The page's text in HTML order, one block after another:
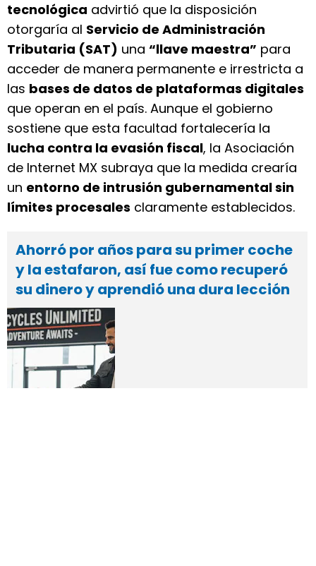
tecnológica advirtió que la disposición
otorgaría al Servicio de Administración
Tributaria (SAT) una “llave maestra” para
acceder de manera permanente e irrestricta a
las bases de datos de plataformas digitales
que operan en el país. Aunque el gobierno
sostiene que esta facultad fortalecería la
lucha contra la evasión fiscal, la Asociación
de Internet MX subraya que la medida crearía
un entorno de intrusión gubernamental sin
límites procesales claramente establecidos.
Ahorró por años para su primer coche
y la estafaron, así fue como recuperó
su dinero y aprendió una dura lección